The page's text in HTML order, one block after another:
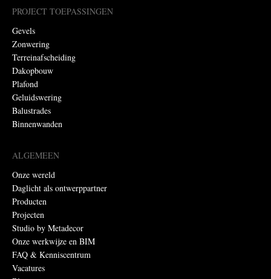
PROJECT TOEPASSINGEN
Gevels
Zonwering
Terreinafscheiding
Dakopbouw
Plafond
Geluidswering
Balustrades
Binnenwanden
ALGEMEEN
Onze wereld
Daglicht als ontwerppartner
Producten
Projecten
Studio by Metadecor
Onze werkwijze en BIM
FAQ & Kenniscentrum
Vacatures